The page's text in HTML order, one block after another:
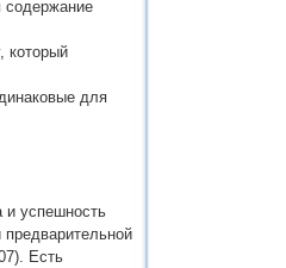
содержание
который
для
и успешность
Есть